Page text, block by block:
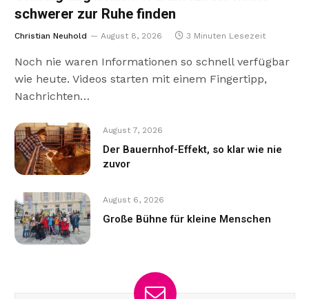
schwerer zur Ruhe finden
Christian Neuhold August 8, 2026 3 Minuten Lesezeit
Noch nie waren Informationen so schnell verfügbar
wie heute. Videos starten mit einem Fingertipp,
Nachrichten…
August 7, 2026
Der Bauernhof-Effekt, so klar wie nie
zuvor
August 6, 2026
Große Bühne für kleine Menschen